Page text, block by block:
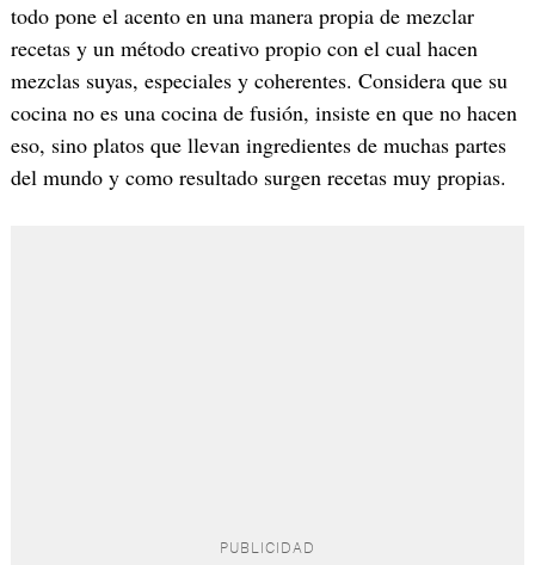
todo pone el acento en una manera propia de mezclar
recetas y un método creativo propio con el cual hacen
mezclas suyas, especiales y coherentes. Considera que su
cocina no es una cocina de fusión, insiste en que no hacen
eso, sino platos que llevan ingredientes de muchas partes
del mundo y como resultado surgen recetas muy propias.